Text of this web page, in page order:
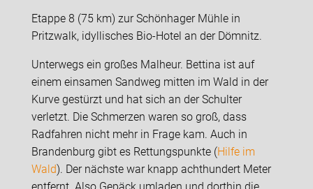
Etappe 8 (75 km) zur Schönhager Mühle in
Pritzwalk, idyllisches Bio-Hotel an der Dömnitz.
Unterwegs ein großes Malheur. Bettina ist auf
einem einsamen Sandweg mitten im Wald in der
Kurve gestürzt und hat sich an der Schulter
verletzt. Die Schmerzen waren so groß, dass
Radfahren nicht mehr in Frage kam. Auch in
Brandenburg gibt es Rettungspunkte (Hilfe im
Wald). Der nächste war knapp achthundert Meter